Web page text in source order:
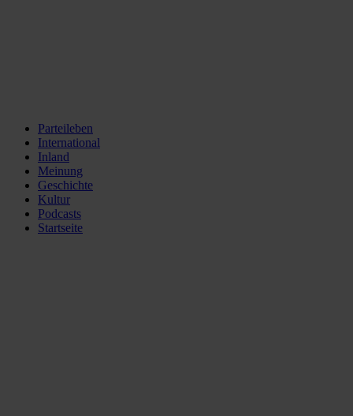
Parteileben
International
Inland
Meinung
Geschichte
Kultur
Podcasts
Startseite